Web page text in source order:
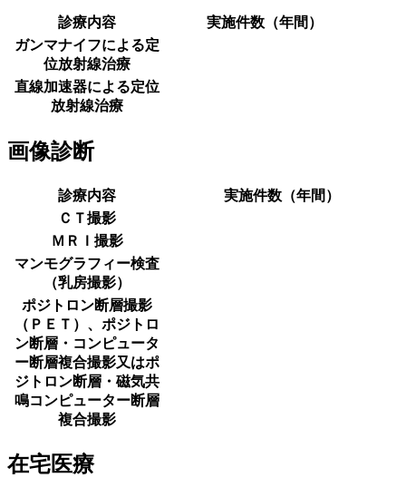
診療内容
実施件数（年間）
ガンマナイフによる定
位放射線治療
直線加速器による定位
放射線治療
画像診断
診療内容
実施件数（年間）
ＣＴ撮影
ＭＲＩ撮影
マンモグラフィー検査
（乳房撮影）
ポジトロン断層撮影
（ＰＥＴ）、ポジトロ
ン断層・コンピュータ
ー断層複合撮影又はポ
ジトロン断層・磁気共
鳴コンピューター断層
複合撮影
在宅医療